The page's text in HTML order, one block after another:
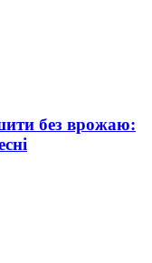
без врожаю: